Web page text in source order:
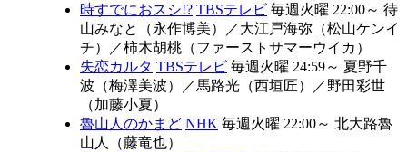
時すでにおスシ!? TBSテレビ 毎週火曜 22:00～ 待
山みなと（永作博美）
／大江戸海弥（松山ケンイ
チ）
／柿木胡桃（ファーストサマーウイカ）
失恋カルタ TBSテレビ 毎週火曜 24:59～ 夏野千
波（梅澤美波）
／馬路光（西垣匠） ／野田彩世
（加藤小夏）
魯山人のかまど NHK 毎週火曜 22:00～ 北大路魯
山人（藤竜也）